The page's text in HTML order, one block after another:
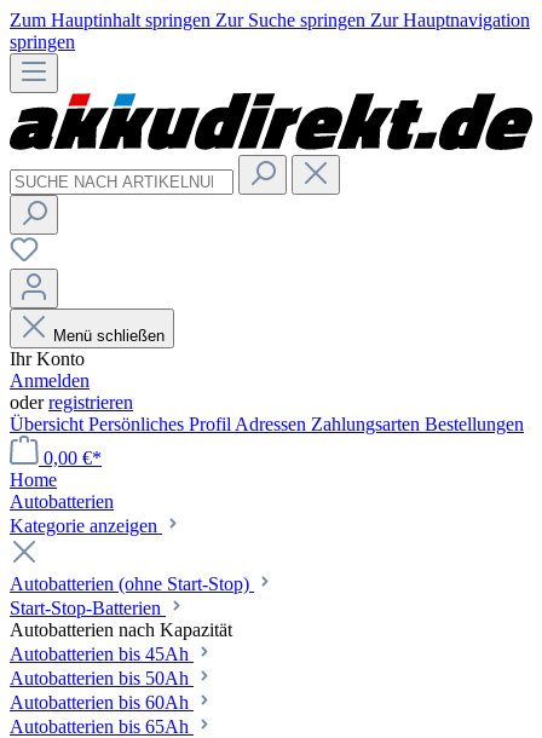
Zum Hauptinhalt springen Zur Suche springen Zur Hauptnavigation
springen
Menü schließen
Ihr Konto
Anmelden
oderregistrieren
Übersicht Persönliches Profil Adressen Zahlungsarten Bestellungen
0,00 €*
Home
Autobatterien
Kategorie anzeigen
Autobatterien (ohne Start-Stop)
Start-Stop-Batterien
Autobatterien nach Kapazität
Autobatterien bis 45Ah
Autobatterien bis 50Ah
Autobatterien bis 60Ah
Autobatterien bis 65Ah